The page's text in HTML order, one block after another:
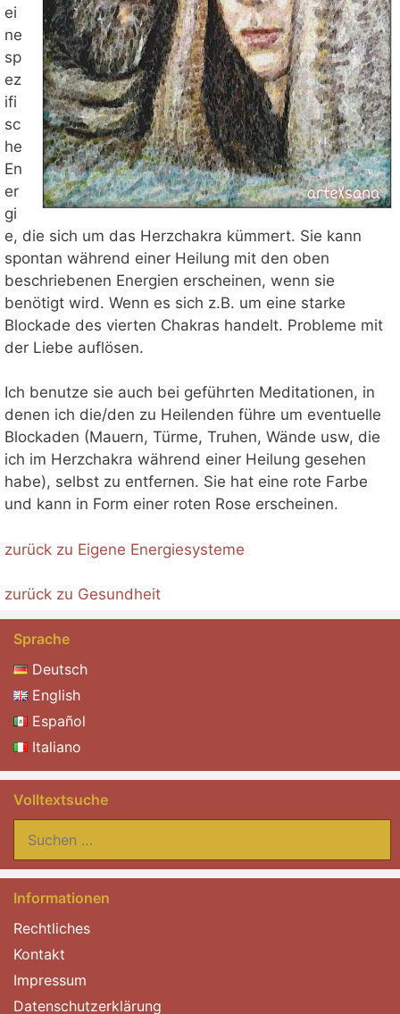
ei
ne
sp
ez
ifi
sc
he
En
er
gi
e, die sich um das Herzchakra kümmert. Sie kann
spontan während einer Heilung mit den oben
beschriebenen Energien erscheinen, wenn sie
benötigt wird. Wenn es sich z.B. um eine starke
Blockade des vierten Chakras handelt. Probleme mit
der Liebe auflösen.
Ich benutze sie auch bei geführten Meditationen, in
denen ich die/den zu Heilenden führe um eventuelle
Blockaden (Mauern, Türme, Truhen, Wände usw, die
ich im Herzchakra während einer Heilung gesehen
habe), selbst zu entfernen. Sie hat eine rote Farbe
und kann in Form einer roten Rose erscheinen.
zurück zu Eigene Energiesysteme
zurück zu Gesundheit
Sprache
Deutsch
English
Español
Italiano
Volltextsuche
nach:
Informationen
Rechtliches
Kontakt
Impressum
Datenschutzerklärung